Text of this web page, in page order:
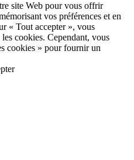
site Web pour vous offrir
vos préférences et en
« Tout accepter », vous
cookies. Cependant, vous
cookies » pour fournir un